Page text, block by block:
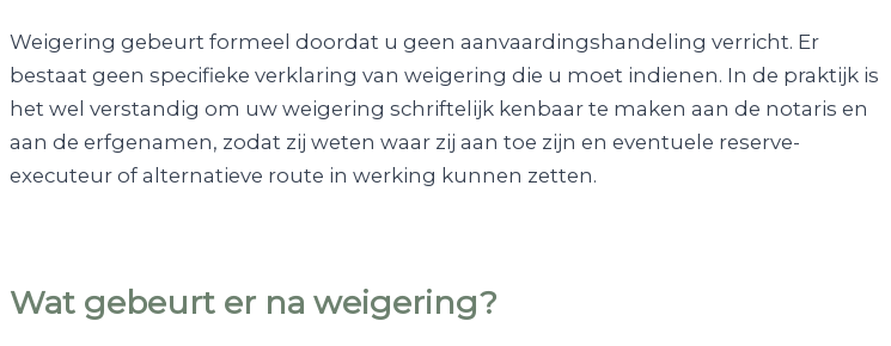
Weigering gebeurt formeel doordat u geen aanvaardingshandeling verricht. Er
bestaat geen specifieke verklaring van weigering die u moet indienen. In de praktijk is
het wel verstandig om uw weigering schriftelijk kenbaar te maken aan de notaris en
aan de erfgenamen, zodat zij weten waar zij aan toe zijn en eventuele reserve-
executeur of alternatieve route in werking kunnen zetten.
Wat gebeurt er na weigering?